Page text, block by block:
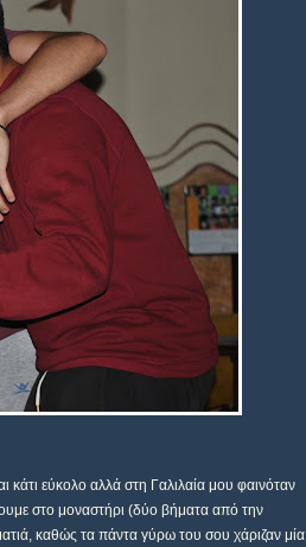
κάτι εύκολο αλλά στη Γαλιλαία μου φαινόταν
στο μοναστήρι (δύο βήματα από την
καθώς τα πάντα γύρω του σου χάριζαν μία